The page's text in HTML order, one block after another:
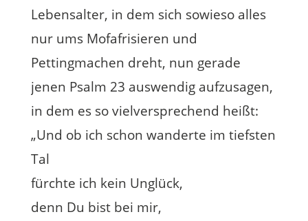
Lebensalter, in dem sich sowieso alles
nur ums Mofafrisieren und
Pettingmachen dreht, nun gerade
jenen Psalm 23 auswendig aufzusagen,
in dem es so vielversprechend heißt:
„Und ob ich schon wanderte im tiefsten
Tal
fürchte ich kein Unglück,
denn Du bist bei mir,